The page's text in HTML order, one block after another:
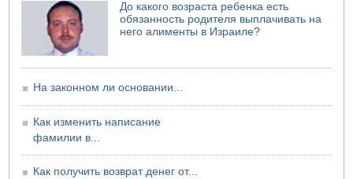
До какого возраста ребенка есть
обязанность родителя выплачивать на
него алименты в Израиле?
На законном ли основании...
Как изменить написание
фамилии в...
Как получить возврат денег от...